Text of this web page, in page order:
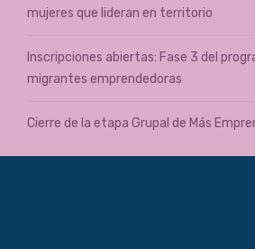
mujeres que lideran en territorio
Inscripciones abiertas: Fase 3 del
migrantes emprendedoras
Cierre de la etapa Grupal de Más